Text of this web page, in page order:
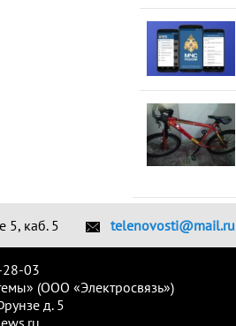
5, каб. 5 telenovosti@mail.ru
28-03
(ООО «Электросвязь»)
д. 5